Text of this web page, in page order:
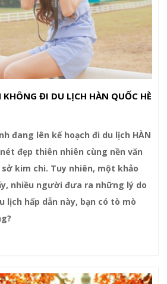
ĐI DU LỊCH HÀN QUỐC HÈ
đang lên kế hoạch đi du lịch HÀN
đẹp thiên nhiên cùng nền văn
kim chi. Tuy nhiên, một khảo
nhiều người đưa ra những lý do
lịch hấp dẫn này, bạn có tò mò